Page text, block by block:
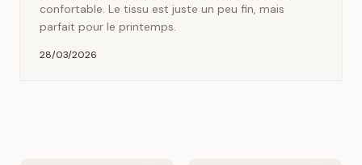
confortable. Le tissu est juste un peu fin, mais
parfait pour le printemps.
28/03/2026